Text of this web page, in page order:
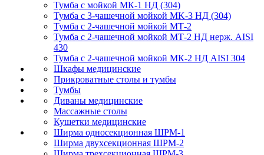
Тумба с мойкой МК-1 НД (304)
Тумба с 3-чашечной мойкой МK-3 НД (304)
Тумба с 2-чашечной мойкой МТ-2
Тумба с 2-чашечной мойкой МТ-2 НД нерж. AISI
430
Тумба с 2-чашечной мойкой МК-2 НД AISI 304
Шкафы медицинские
Прикроватные столы и тумбы
Тумбы
Диваны медицинские
Массажные столы
Кушетки медицинские
Ширма односекционная ШРМ-1
Ширма двухсекционная ШРМ-2